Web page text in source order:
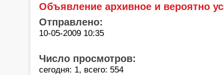
Объявление архивное и вероятно
Отправлено:
10-05-2009 10:35
Число просмотров:
сегодня: 1, всего: 554